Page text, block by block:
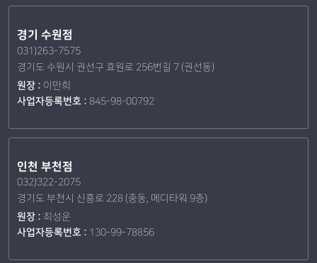
경기 수원점
031)263-7575
경기도 수원시 권선구 효원로 256번길 7 (권선동)
원장 : 이만희
사업자등록번호 : 845-98-00792
인천 부천점
032)322-2075
경기도 부천시 신흥로 228 (중동, 메디타워 9층)
원장 : 최성운
사업자등록번호 : 130-99-78856